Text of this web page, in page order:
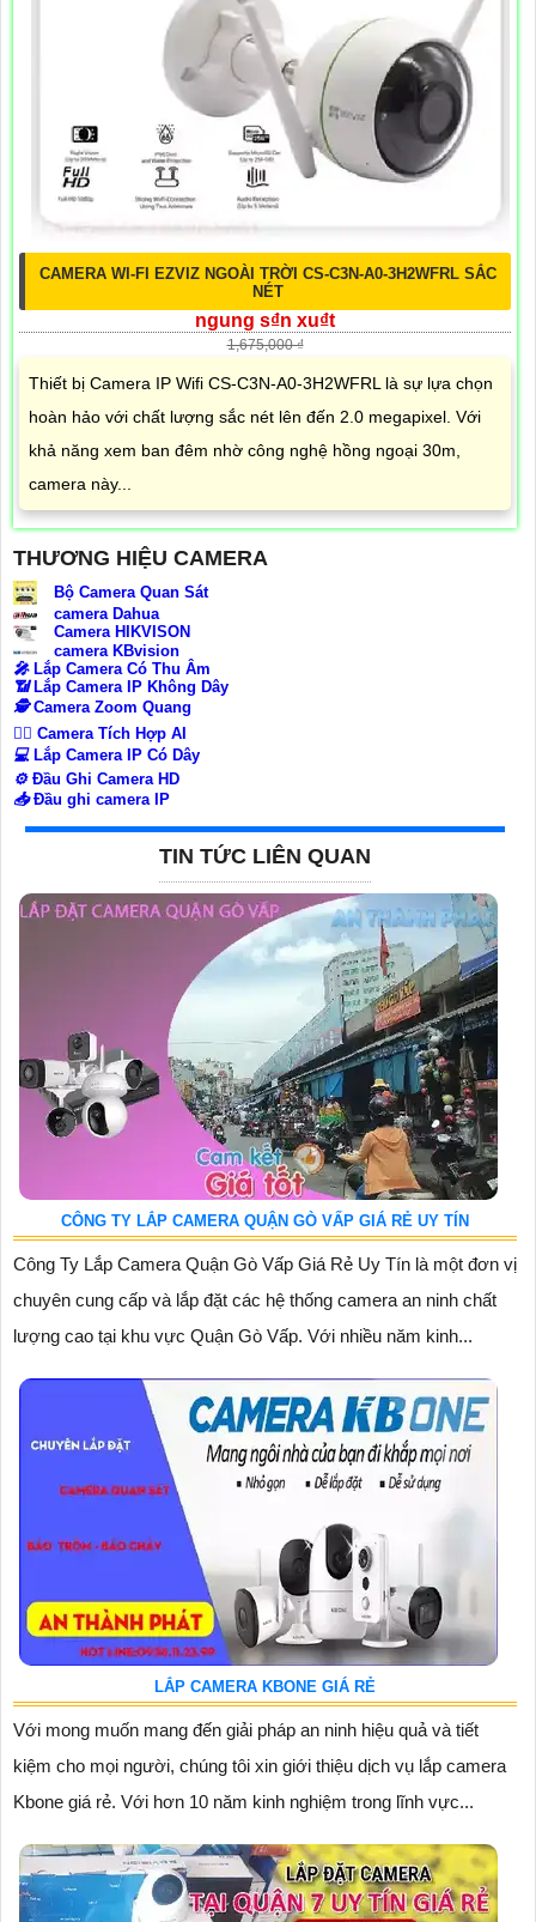
CAMERA WI-FI EZVIZ NGOÀI TRỜI CS-C3N-A0-3H2WFRL SẮC
NÉT
ngung s₫n xu₫t
1,675,000 ₫
Thiết bị Camera IP Wifi CS-C3N-A0-3H2WFRL là sự lựa chọn
hoàn hảo với chất lượng sắc nét lên đến 2.0 megapixel. Với
khả năng xem ban đêm nhờ công nghệ hồng ngoại 30m,
camera này...
THƯƠNG HIỆU CAMERA
Bộ Camera Quan Sát
camera Dahua
Camera HIKVISON
camera KBvision
️🎤️ Lắp Camera Có Thu Âm
📶 Lắp Camera IP Không Dây
🕵️Camera Zoom Quang
🧛‍♀️ Camera Tích Hợp AI
💻Lắp Camera IP Có Dây
⚙️Đầu Ghi Camera HD
📥Đầu ghi camera IP
TIN TỨC LIÊN QUAN
CÔNG TY LẮP CAMERA QUẬN GÒ VẤP GIÁ RẺ UY TÍN
Công Ty Lắp Camera Quận Gò Vấp Giá Rẻ Uy Tín là một đơn vị
chuyên cung cấp và lắp đặt các hệ thống camera an ninh chất
lượng cao tại khu vực Quận Gò Vấp. Với nhiều năm kinh...
LẮP CAMERA KBONE GIÁ RẺ
Với mong muốn mang đến giải pháp an ninh hiệu quả và tiết
kiệm cho mọi người, chúng tôi xin giới thiệu dịch vụ lắp camera
Kbone giá rẻ. Với hơn 10 năm kinh nghiệm trong lĩnh vực...